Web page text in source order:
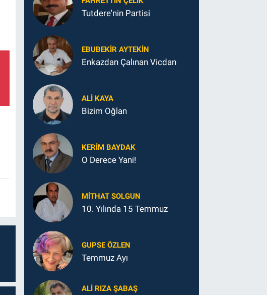
Tutdere'nin Partisi
EBUBEKIR AYTEKIN
Enkazdan Çalınan Vicdan
ALI KAYA
Bizim Oğlan
KERIM BAYDAK
O Derece Yani!
MITHAT SOLGUN
10. Yılında 15 Temmuz
GUPSE ÖZLEN
Temmuz Ayı
ALI RIZA ŞABAŞ